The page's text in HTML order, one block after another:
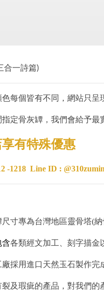
每個皆有不同，網站只呈
定骨灰罈，我們會給予最
有特殊優惠
-1218 Line ID :
寸專為台灣地區靈骨塔(
含各類經文加工、刻字描金
廠採用進口天然玉石製作
及瑕疵的產品，對我們的